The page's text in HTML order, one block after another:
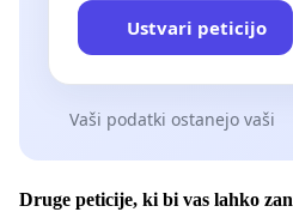
Ustvari peticijo
Vaši podatki ostanejo vaši
Druge peticije, ki bi vas lahko